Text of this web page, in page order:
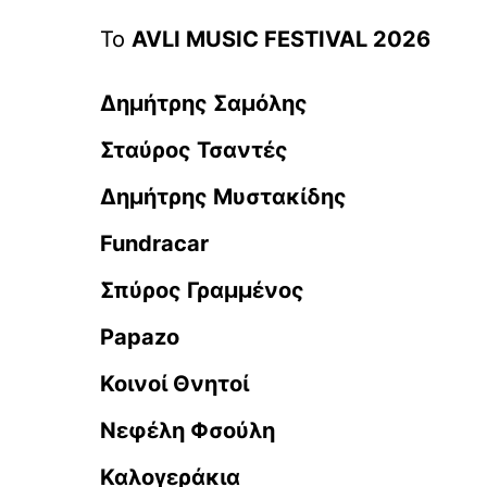
Το AVLI MUSIC FESTIVAL 2026
Δημήτρης Σαμόλης
Σταύρος Τσαντές
Δημήτρης Μυστακίδης
Fundracar
Σπύρος Γραμμένος
Papazo
Κοινοί Θνητοί
Νεφέλη Φσούλη
Καλογεράκια